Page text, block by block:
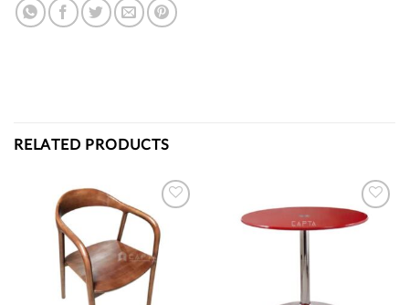
RELATED PRODUCTS
Thích